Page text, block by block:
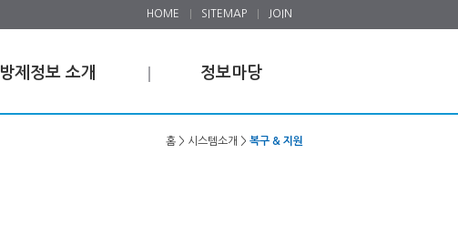
HOME SITEMAP JOIN
방제정보 소개 정보마당
홈 > 시스템소개 > 복구 & 지원